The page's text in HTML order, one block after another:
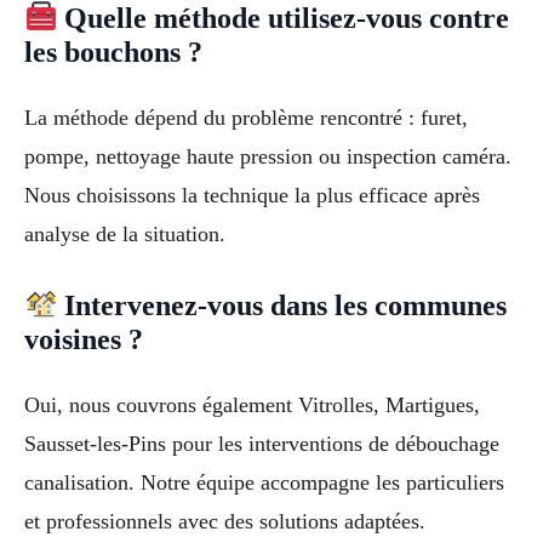
Quelle méthode utilisez-vous contre
les bouchons ?
La méthode dépend du problème rencontré : furet,
pompe, nettoyage haute pression ou inspection caméra.
Nous choisissons la technique la plus efficace après
analyse de la situation.
Intervenez-vous dans les communes
voisines ?
Oui, nous couvrons également Vitrolles, Martigues,
Sausset-les-Pins pour les interventions de débouchage
canalisation. Notre équipe accompagne les particuliers
et professionnels avec des solutions adaptées.